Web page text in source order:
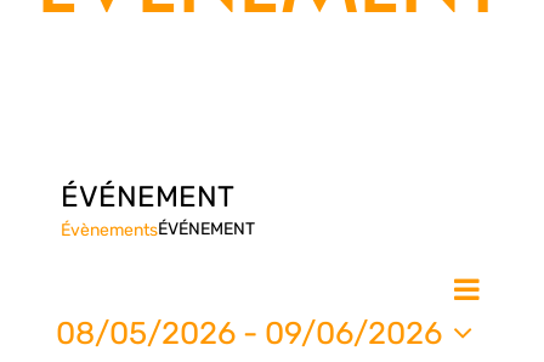
ÉVÉNEMENT
ÉvènementsÉVÉNEMENT
de
Liste
08/05/2026 - 09/06/2026